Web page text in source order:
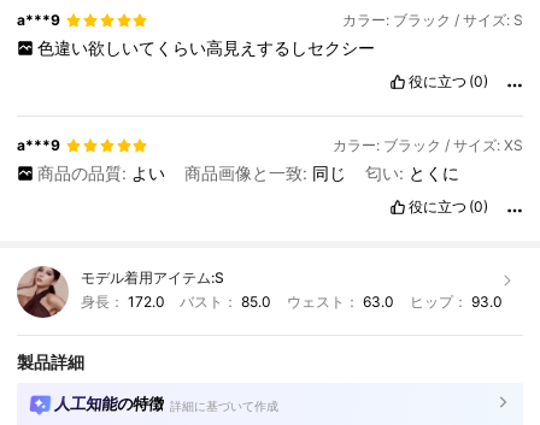
a***9 カラー: ブラック / サイズ: S
色違い欲しいてくらい高見えするしセクシー
役に立つ (0)
a***9 カラー: ブラック / サイズ: XS
商品の品質: よい 商品画像と一致: 同じ 匂い: とくに
役に立つ (0)
モデル着用アイテム:S
身長： 172.0 バスト：85.0 ウェスト： 63.0 ヒップ： 93.0
製品詳細
人工知能の特徴 詳細に基づいて作成